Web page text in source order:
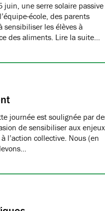
juin, une serre solaire passive
école, des parents
sensibiliser les élèves à
des aliments. Lire la suite…
journée est soulignée par
de sensibiliser aux enjeux
l’action collective. Nous (en